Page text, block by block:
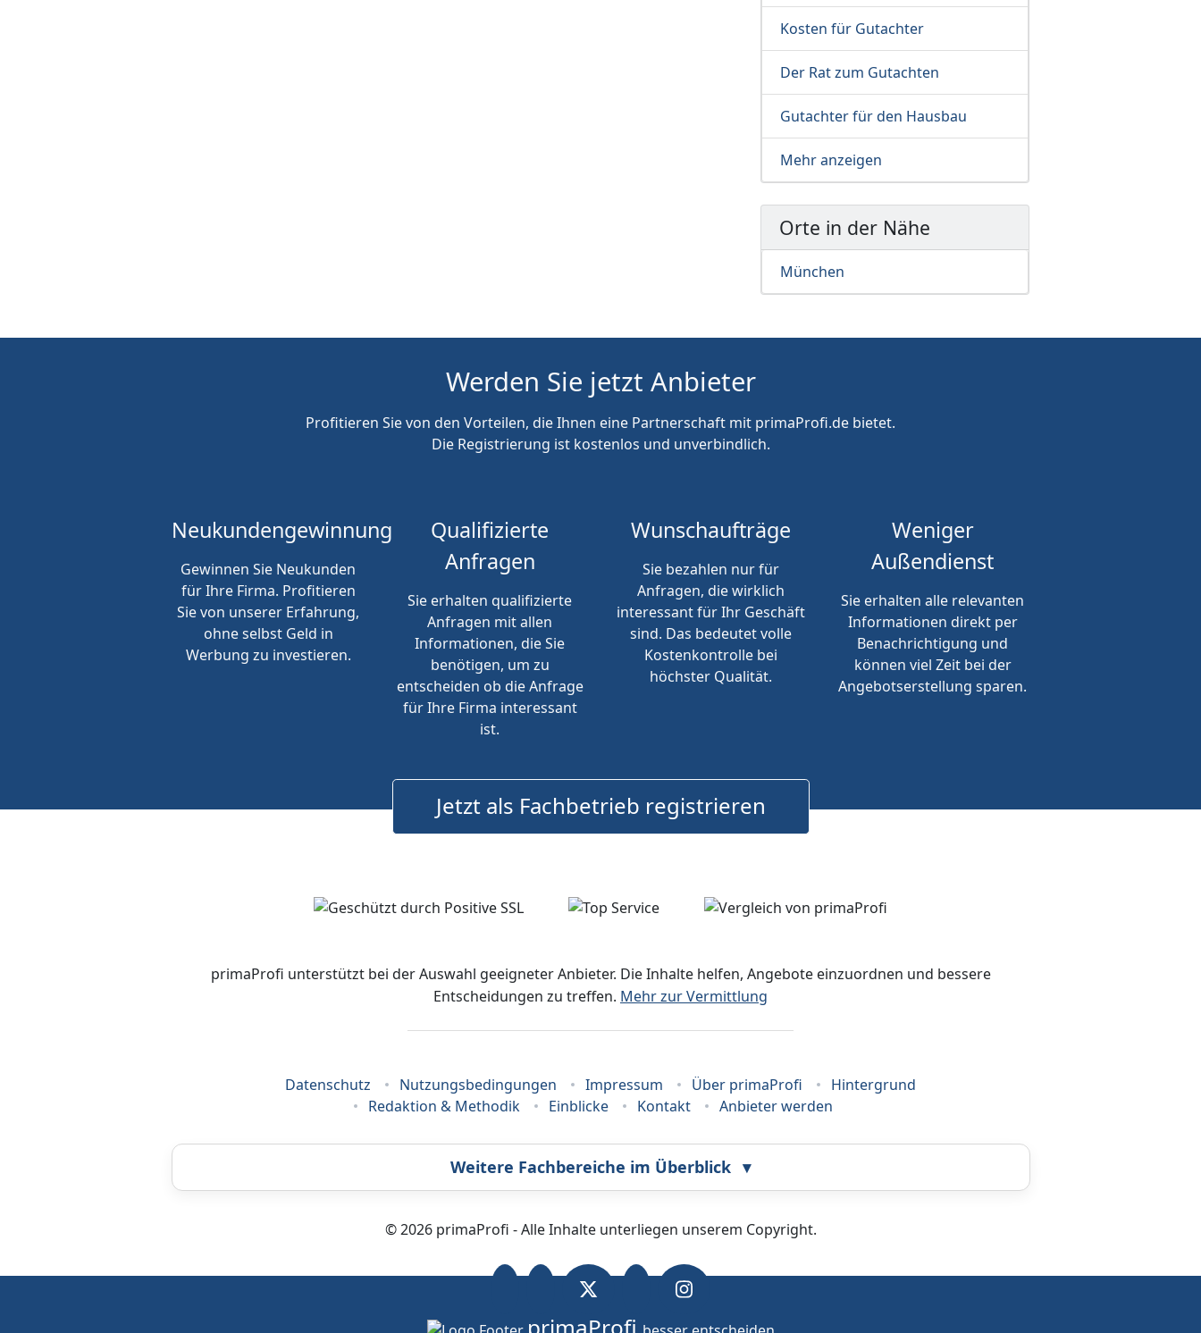
Kosten für Gutachter
Der Rat zum Gutachten
Gutachter für den Hausbau
Mehr anzeigen
Orte in der Nähe
München
Werden Sie jetzt Anbieter
Profitieren Sie von den Vorteilen, die Ihnen eine Partnerschaft mit primaProfi.de bietet.
Die Registrierung ist kostenlos und unverbindlich.
Neukundengewinnung
Gewinnen Sie Neukunden
für Ihre Firma. Profitieren
Sie von unserer Erfahrung,
ohne selbst Geld in
Werbung zu investieren.
Qualifizierte
Anfragen
Sie erhalten qualifizierte
Anfragen mit allen
Informationen, die Sie
benötigen, um zu
entscheiden ob die Anfrage
für Ihre Firma interessant
ist.
Wunschaufträge
Sie bezahlen nur für
Anfragen, die wirklich
interessant für Ihr Geschäft
sind. Das bedeutet volle
Kostenkontrolle bei
höchster Qualität.
Weniger
Außendienst
Sie erhalten alle relevanten
Informationen direkt per
Benachrichtigung und
können viel Zeit bei der
Angebotserstellung sparen.
Jetzt als Fachbetrieb registrieren
primaProfi unterstützt bei der Auswahl geeigneter Anbieter. Die Inhalte helfen, Angebote einzuordnen und bessere
Entscheidungen zu treffen. Mehr zur Vermittlung
Datenschutz Nutzungsbedingungen Impressum Über primaProfi
Hintergrund
Redaktion & Methodik
Einblicke Kontakt Anbieter werden
Weitere Fachbereiche im Überblick ▾
Bestatter Callcenter
Energieberatung Fahrzeugortung Fotografie Frankiermaschine
© 2026 primaProfi - Alle Inhalte unterliegen unserem Copyright.
primaProfi